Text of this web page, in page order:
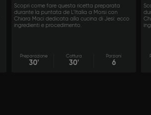
Scopri come fare questa ricetta preparata
durante la puntata de L'Italia a Morsi con
Chiara Maci dedicata alla cucina di Jesi: ecco
ingredienti e procedimento.
Preparazione
30'
Cottura
30'
Porzioni
6